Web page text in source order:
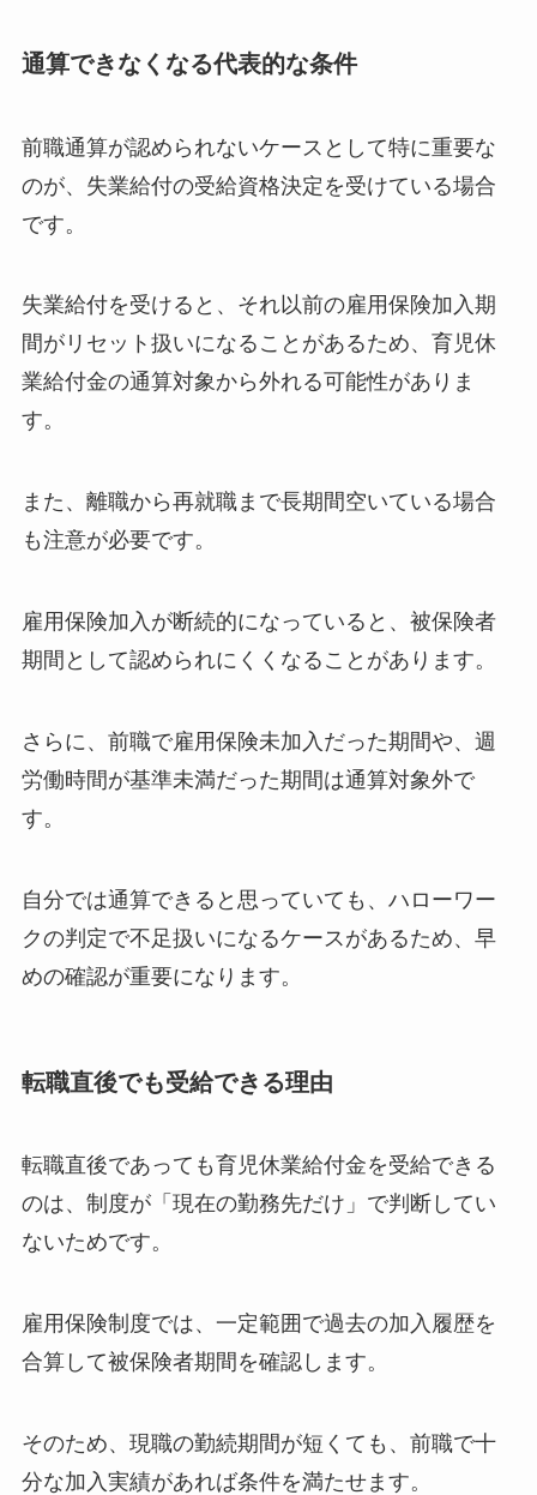
通算できなくなる代表的な条件
前職通算が認められないケースとして特に重要な
のが、失業給付の受給資格決定を受けている場合
です。
失業給付を受けると、それ以前の雇用保険加入期
間がリセット扱いになることがあるため、育児休
業給付金の通算対象から外れる可能性がありま
す。
また、離職から再就職まで長期間空いている場合
も注意が必要です。
雇用保険加入が断続的になっていると、被保険者
期間として認められにくくなることがあります。
さらに、前職で雇用保険未加入だった期間や、週
労働時間が基準未満だった期間は通算対象外で
す。
自分では通算できると思っていても、ハローワー
クの判定で不足扱いになるケースがあるため、早
めの確認が重要になります。
転職直後でも受給できる理由
転職直後であっても育児休業給付金を受給できる
のは、制度が「現在の勤務先だけ」で判断してい
ないためです。
雇用保険制度では、一定範囲で過去の加入履歴を
合算して被保険者期間を確認します。
そのため、現職の勤続期間が短くても、前職で十
分な加入実績があれば条件を満たせます。